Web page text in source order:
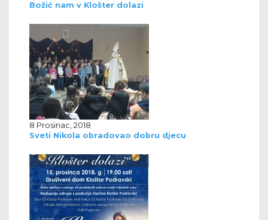
Božić nam v Klošter dolazi
8 Prosinac, 2018
Sveti Nikola obradovao dobru djecu